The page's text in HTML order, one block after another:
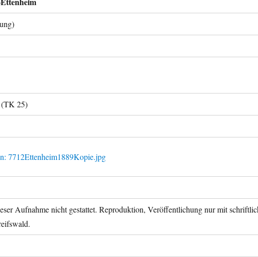
(TK 25)
7712Ettenheim1889Kopie.jpg
Aufnahme nicht gestattet. Reproduktion, Veröffentlichung nur mit